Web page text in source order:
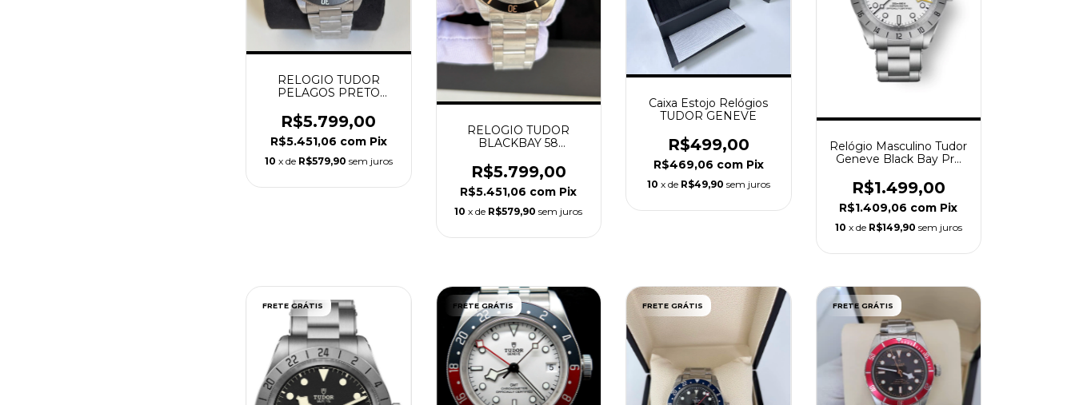
RELOGIO TUDOR
PELAGOS PRETO
CLONE
R$5.799,00
R$5.451,06 com Pix
10 x de R$579,90 sem juros
RELOGIO TUDOR
BLACKBAY 58
CLONE
R$5.799,00
R$5.451,06 com Pix
10 x de R$579,90 sem juros
Caixa Estojo Relógios
TUDOR GENEVE
R$499,00
R$469,06 com Pix
10 x de R$49,90 sem juros
Relógio Masculino Tudor
Geneve Black Bay Pro
R$1.499,00
R$1.409,06 com Pix
10 x de R$149,90 sem juros
FRETE GRÁTIS FRETE GRÁTIS FRETE GRÁTIS FRETE GRÁTIS